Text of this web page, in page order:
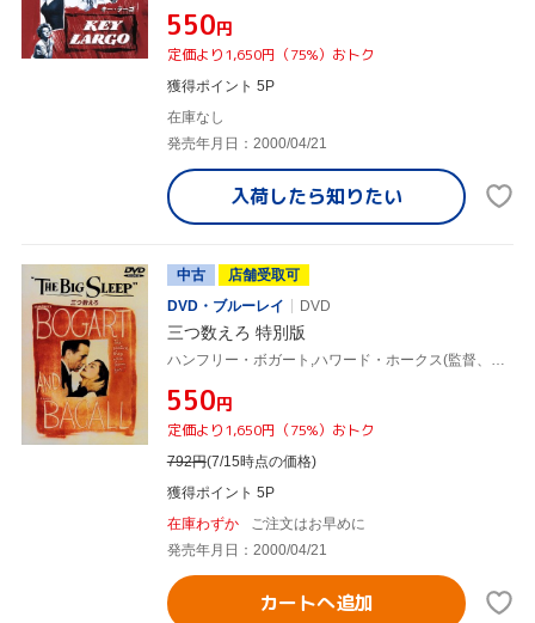
¥550円
定価より1,650円（75%）おトク
獲得ポイント 5P
在庫なし
発売年月日：2000/04/21
入荷したら知りたい
中古
店舗受取可
DVD・ブルーレイ
DVD
三つ数えろ 特別版
¥550円
定価より1,650円（75%）おトク
792円(7/15時点の価格)
獲得ポイント 5P
在庫わずか
ご注文はお早めに
発売年月日：2000/04/21
カートへ追加